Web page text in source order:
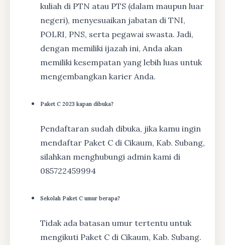
kuliah di PTN atau PTS (dalam maupun luar
negeri), menyesuaikan jabatan di TNI,
POLRI, PNS, serta pegawai swasta. Jadi,
dengan memiliki ijazah ini, Anda akan
memiliki kesempatan yang lebih luas untuk
mengembangkan karier Anda.
Paket C 2023 kapan dibuka?
Pendaftaran sudah dibuka, jika kamu ingin
mendaftar Paket C di Cikaum, Kab. Subang,
silahkan menghubungi admin kami di
085722459994
Sekolah Paket C umur berapa?
Tidak ada batasan umur tertentu untuk
mengikuti Paket C di Cikaum, Kab. Subang.